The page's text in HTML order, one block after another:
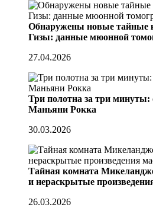
Обнаружены новые тайные
Гизы: данные мюонной
27.04.2026
Три полотна за три минуты:
Маньяни Рокка
30.03.2026
Тайная комната
и нераскрытые
26.03.2026